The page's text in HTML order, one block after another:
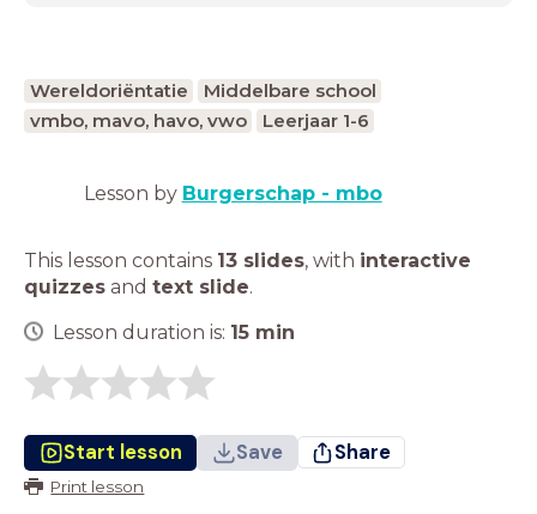
Wereldoriëntatie
Middelbare school
vmbo, mavo, havo, vwo
Leerjaar 1-6
Lesson by Burgerschap - mbo
This lesson contains 13 slides, with interactive
quizzes and text slide.
Lesson duration is: 15 min
Start lesson Save Share
Print lesson